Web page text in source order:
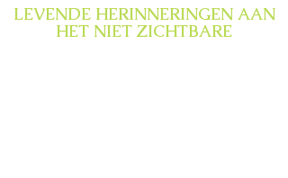
LEVENDE HERINNERINGEN AAN
HET NIET ZICHTBARE